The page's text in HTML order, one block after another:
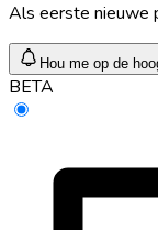
Als eerste nieuwe
Hou me op de
BETA